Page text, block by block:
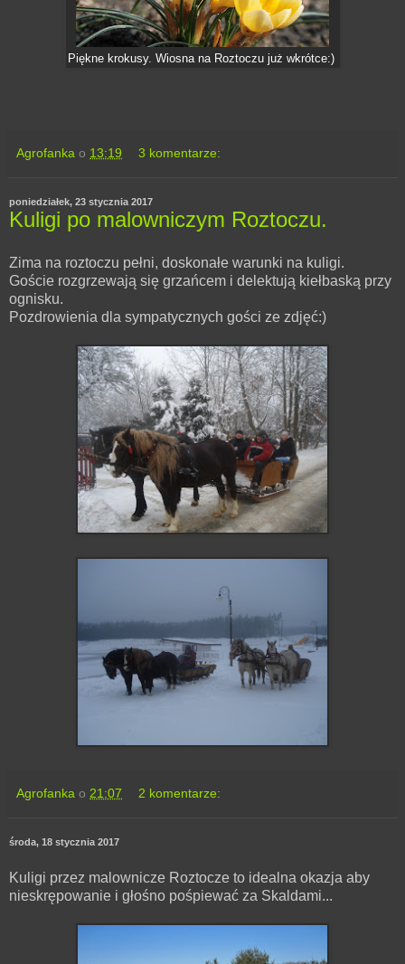
Piękne krokusy. Wiosna na Roztoczu już wkrótce:)
Agrofanka o 13:19 3 komentarze:
poniedziałek, 23 stycznia 2017
Kuligi po malowniczym Roztoczu.
Zima na roztoczu pełni, doskonałe warunki na kuligi.
Goście rozgrzewają się grzańcem i delektują kiełbaską przy
ognisku.
Pozdrowienia dla sympatycznych gości ze zdjęć:)
Agrofanka o 21:07 2 komentarze:
środa, 18 stycznia 2017
Kuligi przez malownicze Roztocze to idealna okazja aby
nieskrępowanie i głośno pośpiewać za Skaldami...